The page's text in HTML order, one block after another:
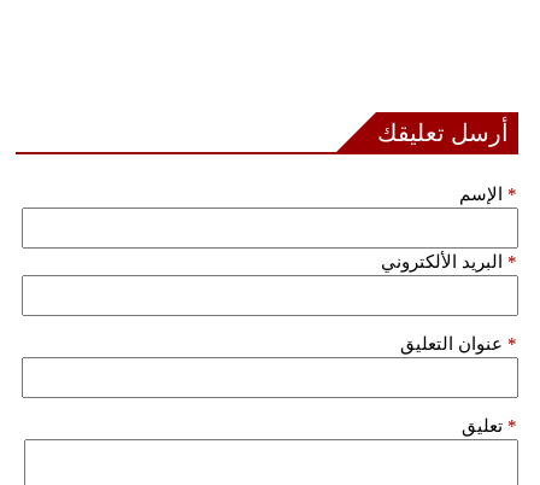
أبراج
فيديو
أرسل تعليقك
الإسم *
البريد الألكتروني *
عنوان التعليق *
تعليق *